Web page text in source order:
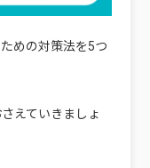
めの対策法を5つ
えていきましょ